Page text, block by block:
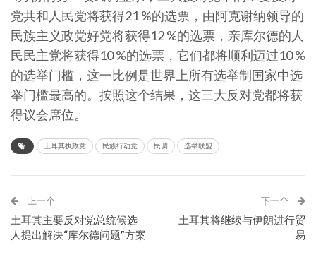
党共和人民党将获得21 %的选票，由阿克谢纳领导的
民族主义政党好党将获得12 %的选票，亲库尔德的人
民民主党将获得10 %的选票，它们都将顺利迈过10 %
的选举门槛，这一比例是世界上所有选举制国家中选
举门槛最高的。按照这个结果，这三大反对党都将获
得议会席位。
土耳其执政党 民族行动党 民调 选举联盟
上一个
土耳其主要反对党总统候选
人提出解决“库尔德问题”方案
下一个
土耳其将继续与伊朗进行贸
易